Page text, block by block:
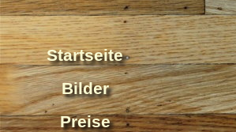
Startseite
Bilder
Preise